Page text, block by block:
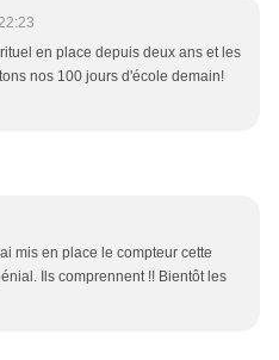
en place depuis deux ans et les
nos 100 jours d'école demain!
mis en place le compteur cette
Ils comprennent !! Bientôt les